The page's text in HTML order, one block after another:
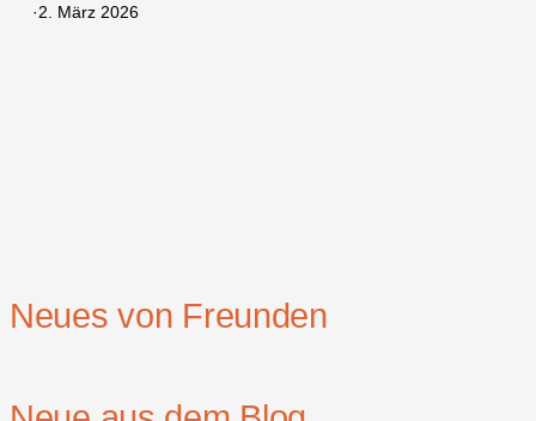
·2. März 2026
Neues von Freunden